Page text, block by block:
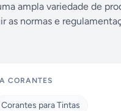
ampla variedade de
normas e
CORANTES
Corantes para Tintas